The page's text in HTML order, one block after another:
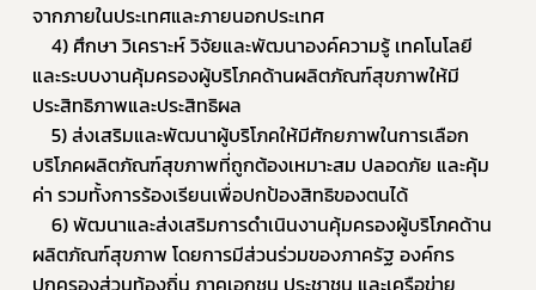
จากภายในประเทศและภายนอกประเทศ
4) ศึกษา วิเคราะห์ วิจัยและพัฒนาองค์ความรู้ เทคโนโลยี
และระบบงานคุ้มครองผู้บริโภคด้านผลิตภัณฑ์สุขภาพให้มี
ประสิทธิภาพและประสิทธิผล
5) ส่งเสริมและพัฒนาผู้บริโภคให้มีศักยภาพในการเลือก
บริโภคผลิตภัณฑ์สุขภาพที่ถูกต้องเหมาะสม ปลอดภัย และคุ้ม
ค่า รวมทั้งการร้องเรียนเพื่อปกป้องสิทธิของตนได้
6) พัฒนาและส่งเสริมการดำเนินงานคุ้มครองผู้บริโภคด้าน
ผลิตภัณฑ์สุขภาพ โดยการมีส่วนร่วมของภาครัฐ องค์กร
ปกครองส่วนท้องถิ่น ภาคเอกชน ประชาชน และเครือข่าย